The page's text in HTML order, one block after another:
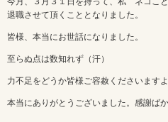
退職させて頂くこととなりました。
皆様、本当にお世話になりました。
至らぬ点は数知れず（汗）
力不足をどうか皆様ご容赦くださいますよ
本当にありがとうございました。感謝ばか